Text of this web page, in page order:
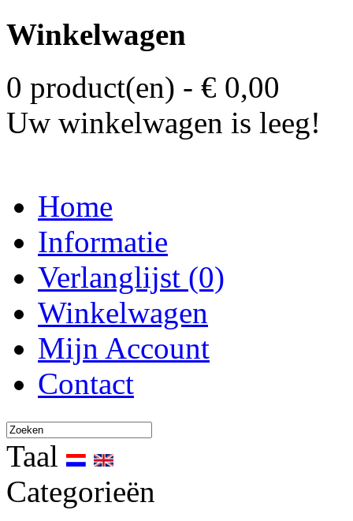
Winkelwagen
0 product(en) - € 0,00
Uw winkelwagen is leeg!
Home
Informatie
Verlanglijst (0)
Winkelwagen
Mijn Account
Contact
Taal
Categorieën